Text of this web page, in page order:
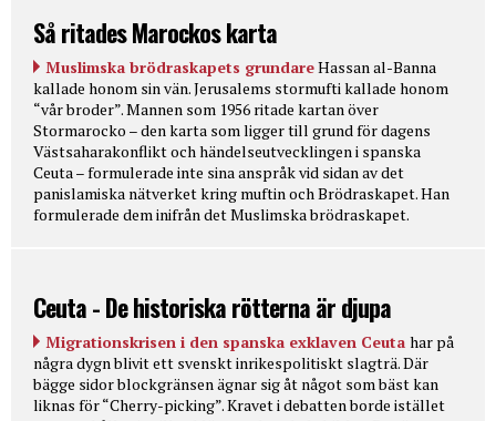
Så ritades Marockos karta
Muslimska brödraskapets grundareHassan al-Banna
kallade honom sin vän. Jerusalems stormufti kallade honom
“vår broder”. Mannen som 1956 ritade kartan över
Stormarocko – den karta som ligger till grund för dagens
Västsaharakonflikt och händelseutvecklingen i spanska
Ceuta – formulerade inte sina anspråk vid sidan av det
panislamiska nätverket kring muftin och Brödraskapet. Han
formulerade dem inifrån det Muslimska brödraskapet.
Ceuta - De historiska rötterna är djupa
Migrationskrisen i den spanska exklaven Ceuta har på
några dygn blivit ett svenskt inrikespolitiskt slagträ. Där
bägge sidor blockgränsen ägnar sig åt något som bäst kan
liknas för “Cherry-picking”. Kravet i debatten borde istället